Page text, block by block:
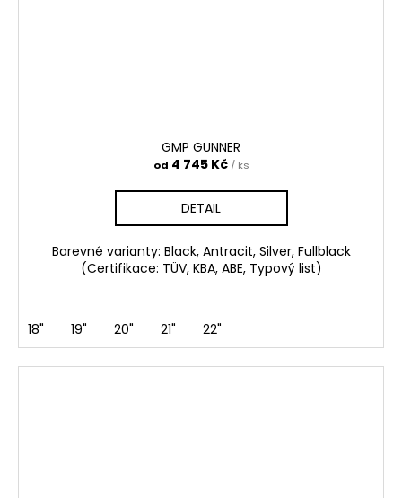
GMP GUNNER
od 4 745 Kč / ks
DETAIL
Barevné varianty: Black, Antracit, Silver, Fullblack
(Certifikace: TÜV, KBA, ABE, Typový list)
18" 19" 20" 21" 22"